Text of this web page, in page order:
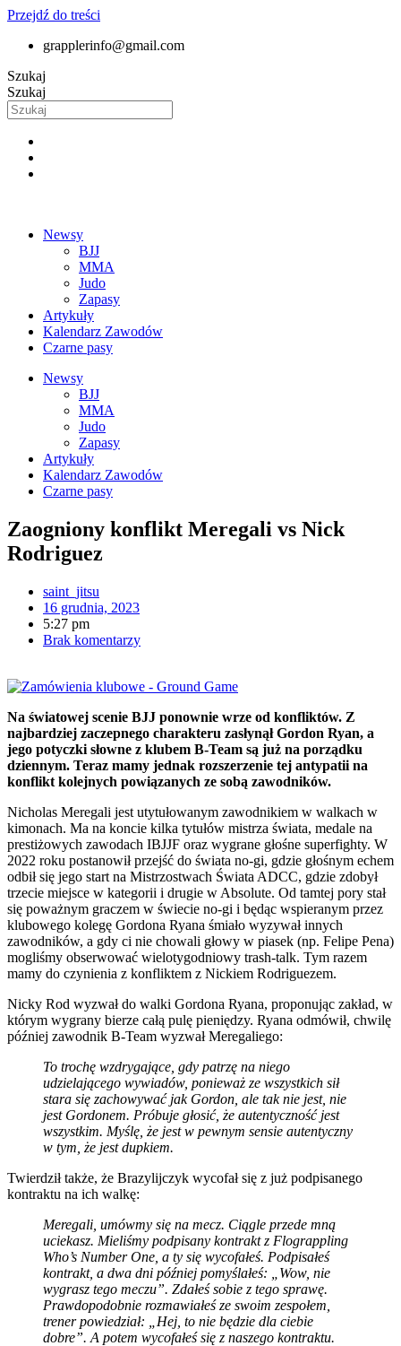
Przejdź do treści
grapplerinfo@gmail.com
Szukaj
Szukaj
Newsy
BJJ
MMA
Judo
Zapasy
Artykuły
Kalendarz Zawodów
Czarne pasy
Newsy
BJJ
MMA
Judo
Zapasy
Artykuły
Kalendarz Zawodów
Czarne pasy
Zaogniony konflikt Meregali vs Nick
Rodriguez
saint_jitsu
16 grudnia, 2023
5:27 pm
Brak komentarzy
Na światowej scenie BJJ ponownie wrze od konfliktów. Z
najbardziej zaczepnego charakteru zasłynął Gordon Ryan, a
jego potyczki słowne z klubem B-Team są już na porządku
dziennym. Teraz mamy jednak rozszerzenie tej antypatii na
konflikt kolejnych powiązanych ze sobą zawodników.
Nicholas Meregali jest utytułowanym zawodnikiem w walkach w
kimonach. Ma na koncie kilka tytułów mistrza świata, medale na
prestiżowych zawodach IBJJF oraz wygrane głośne superfighty. W
2022 roku postanowił przejść do świata no-gi, gdzie głośnym echem
odbił się jego start na Mistrzostwach Świata ADCC, gdzie zdobył
trzecie miejsce w kategorii i drugie w Absolute. Od tamtej pory stał
się poważnym graczem w świecie no-gi i będąc wspieranym przez
klubowego kolegę Gordona Ryana śmiało wyzywał innych
zawodników, a gdy ci nie chowali głowy w piasek (np. Felipe Pena)
mogliśmy obserwować wielotygodniowy trash-talk. Tym razem
mamy do czynienia z konfliktem z Nickiem Rodriguezem.
Nicky Rod wyzwał do walki Gordona Ryana, proponując zakład, w
którym wygrany bierze całą pulę pieniędzy. Ryana odmówił, chwilę
później zawodnik B-Team wyzwał Meregaliego:
To trochę wzdrygające, gdy patrzę na niego
udzielającego wywiadów, ponieważ ze wszystkich sił
stara się zachowywać jak Gordon, ale tak nie jest, nie
jest Gordonem. Próbuje głosić, że autentyczność jest
wszystkim. Myślę, że jest w pewnym sensie autentyczny
w tym, że jest dupkiem.
Twierdził także, że Brazylijczyk wycofał się z już podpisanego
kontraktu na ich walkę:
Meregali, umówmy się na mecz. Ciągle przede mną
uciekasz. Mieliśmy podpisany kontrakt z Flograppling
Who’s Number One, a ty się wycofałeś. Podpisałeś
kontrakt, a dwa dni później pomyślałeś: „Wow, nie
wygrasz tego meczu”. Zdałeś sobie z tego sprawę.
Prawdopodobnie rozmawiałeś ze swoim zespołem,
trener powiedział: „Hej, to nie będzie dla ciebie
dobre”. A potem wycofałeś się z naszego kontraktu.